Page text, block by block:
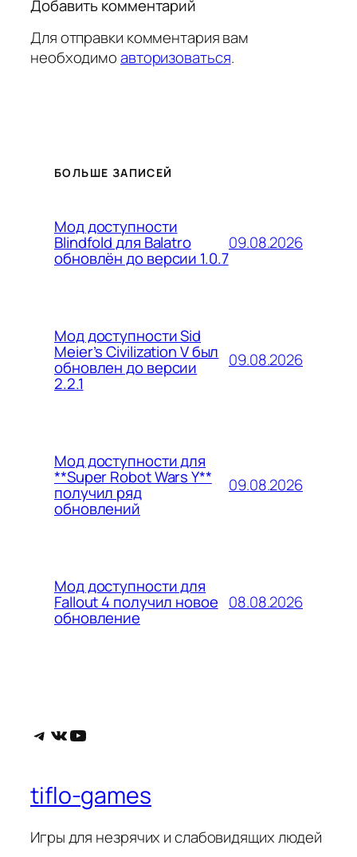
Добавить комментарий
Для отправки комментария вам
необходимоавторизоваться.
БОЛЬШЕ ЗАПИСЕЙ
Мод доступности
Blindfold для Balatro
обновлён до версии 1.0.7
09.08.2026
Мод доступности Sid
Meier’s Civilization V был
обновлен до версии
2.2.1
09.08.2026
Мод доступности для
**Super Robot Wars Y**
получил ряд
обновлений
09.08.2026
Мод доступности для
Fallout 4 получил новое
обновление
08.08.2026
Telegram
ВКонтакте
YouTube
tiflo-games
Игры для незрячих и слабовидящих людей